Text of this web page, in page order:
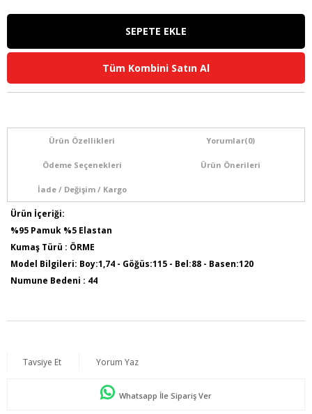
Tüm Kombini Satın Al
Ürün Özellikleri Yorumlar(0)
Ödeme Seçenekleri Ürün Önerileri
İade / Değişim / Kargo
Ürün İçeriği:
%95 Pamuk %5 Elastan
Kumaş Türü : ÖRME
Model Bilgileri: Boy:1,74 - Göğüs:115 - Bel:88 - Basen:120
Numune Bedeni : 44
Tavsiye Et Yorum Yaz
Whatsapp İle Sipariş Ver